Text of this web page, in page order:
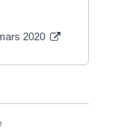
2020